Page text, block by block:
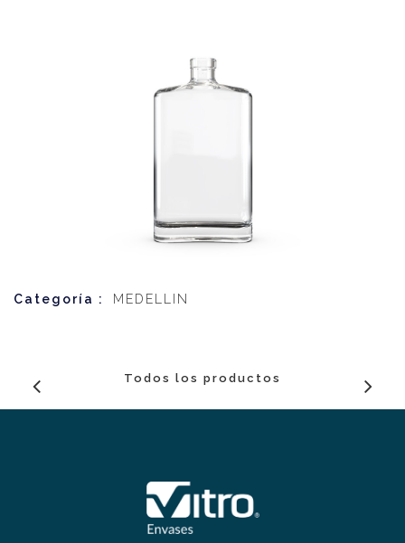
Categoría : MEDELLIN
Todos los productos